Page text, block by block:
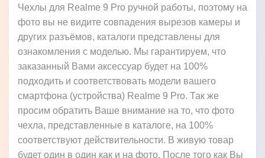
Чехлы для Realme 9 Pro ручной работы, поэтому на
фото вы не видите совпадения вырезов камеры и
других разъёмов, каталоги представлены для
ознакомления с моделью. Мы гарантируем, что
заказанный Вами аксессуар будет на 100%
подходить и соответствовать модели вашего
смартфона (устройства) Realme 9 Pro. Так же
просим обратить Ваше внимание на то, что фото
чехла, представленные в каталоге, на 100%
соответствуют действительности. В живую товар
будет один в один как и на фото. После того как Вы